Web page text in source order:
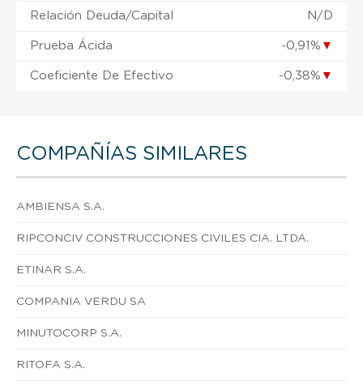
Relación Deuda/Capital N/D
Prueba Ácida -0,91% ▼
Coeficiente De Efectivo -0,38% ▼
COMPAÑÍAS SIMILARES
AMBIENSA S.A.
RIPCONCIV CONSTRUCCIONES CIVILES CIA. LTDA.
ETINAR S.A.
COMPANIA VERDU SA
MINUTOCORP S.A.
RITOFA S.A.